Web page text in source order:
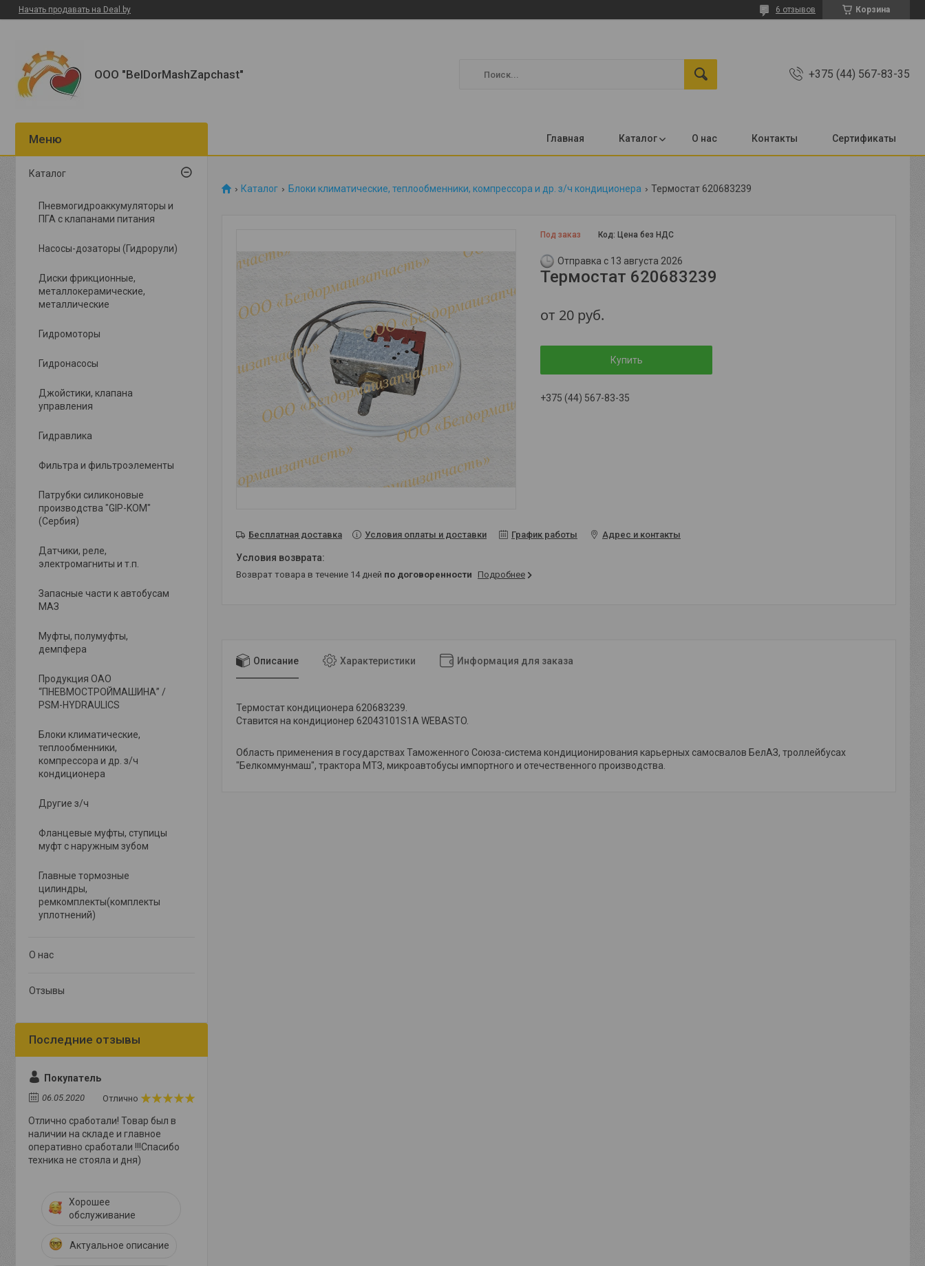
Начать продавать на Deal.by Корзина
6 отзывов
ООО "BelDorMashZapchast" +375 (44) 567-83-35
Главная Каталог О нас Контакты Сертификаты
Каталог Блоки климатические, теплообменники, компрессора и др. з/ч кондиционера Термостат 620683239
Под заказ Код: Цена без НДС
Отправка с 13 августа 2026
Термостат 620683239
от 20 руб.
Купить
+375 (44) 567-83-35
Бесплатная доставка Условия оплаты и доставки График работы Адрес и контакты
возврат товара в течение 14 дней по договоренности Подробнее
Описание Характеристики Информация для заказа
Термостат кондиционера 620683239.
Ставится на кондиционер 62043101S1A WEBASTO.
Область применения в государствах Таможенного Союза-система кондиционирования карьерных самосвалов БелАЗ, троллейбусах
"Белкоммунмаш", трактора МТЗ, микроавтобусы импортного и отечественного производства.
Каталог
Пневмогидроаккумуляторы и
ПГА с клапанами питания
Насосы-дозаторы (Гидрорули)
Диски фрикционные,
металлокерамические,
металлические
Гидромоторы
Гидронасосы
Джойстики, клапана
управления
Гидравлика
Фильтра и фильтроэлементы
Патрубки силиконовые
производства "GIP-KOM"
(Сербия)
Датчики, реле,
электромагниты и т.п.
Запасные части к автобусам
МАЗ
Муфты, полумуфты,
демпфера
Продукция ОАО
“ПНЕВМОСТРОЙМАШИНА” /
PSM-HYDRAULICS
Блоки климатические,
теплообменники,
компрессора и др. з/ч
кондиционера
Другие з/ч
Фланцевые муфты, ступицы
муфт с наружным зубом
Главные тормозные
цилиндры,
ремкомплекты(комплекты
уплотнений)
О нас
Отзывы
Покупатель
06.05.2020 Отлично
Отлично сработали! Товар был в
наличии на складе и главное
оперативно сработали !!!Спасибо
техника не стояла и дня)
Хорошее
обслуживание
Актуальное описание